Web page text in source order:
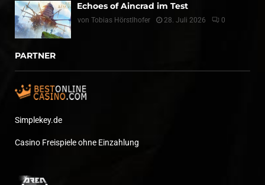
Echoes of Aincrad im Test
von Tobias Hörstlhofer 28. Juli 2026 0
PARTNER
Simplekey.de
Casino Freispiele ohne Einzahlung